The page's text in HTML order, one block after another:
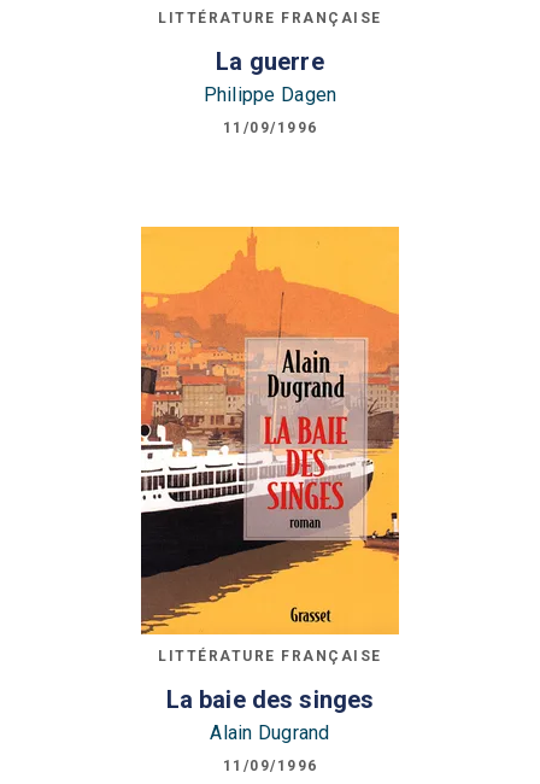
LITTÉRATURE FRANÇAISE
La guerre
Philippe Dagen
11/09/1996
LITTÉRATURE FRANÇAISE
La baie des singes
Alain Dugrand
11/09/1996